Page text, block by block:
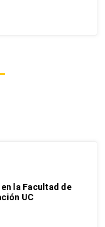
la Facultad de
UC